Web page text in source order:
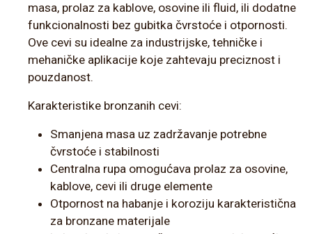
masa, prolaz za kablove, osovine ili fluid, ili dodatne
funkcionalnosti bez gubitka čvrstoće i otpornosti.
Ove cevi su idealne za industrijske, tehničke i
mehaničke aplikacije koje zahtevaju preciznost i
pouzdanost.
Karakteristike bronzanih cevi:
Smanjena masa uz zadržavanje potrebne
čvrstoće i stabilnosti
Centralna rupa omogućava prolaz za osovine,
kablove, cevi ili druge elemente
Otpornost na habanje i koroziju karakteristična
za bronzane materijale